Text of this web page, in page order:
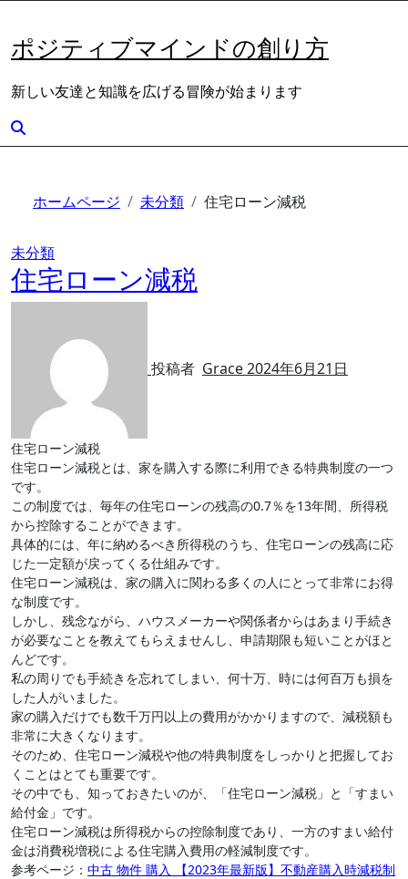
を
キ
ッ
プ
ポジティブマインドの創り方
新しい友達と知識を広げる冒険が始まります
ホームページ 未分類 住宅ローン減税
未分類
住宅ローン減税
投稿者 Grace2024年6月21日
住宅ローン減税
住宅ローン減税とは、家を購入する際に利用できる特典制度の一つ
です。
この制度では、毎年の住宅ローンの残高の0.7％を13年間、所得税
から控除することができます。
具体的には、年に納めるべき所得税のうち、住宅ローンの残高に応
じた一定額が戻ってくる仕組みです。
住宅ローン減税は、家の購入に関わる多くの人にとって非常にお得
な制度です。
しかし、残念ながら、ハウスメーカーや関係者からはあまり手続き
が必要なことを教えてもらえませんし、申請期限も短いことがほと
んどです。
私の周りでも手続きを忘れてしまい、何十万、時には何百万も損を
した人がいました。
家の購入だけでも数千万円以上の費用がかかりますので、減税額も
非常に大きくなります。
そのため、住宅ローン減税や他の特典制度をしっかりと把握してお
くことはとても重要です。
その中でも、知っておきたいのが、「住宅ローン減税」と「すまい
給付金」です。
住宅ローン減税は所得税からの控除制度であり、一方のすまい給付
金は消費税増税による住宅購入費用の軽減制度です。
参考ページ： 中古 物件 購入 【2023年最新版】不動産購入時減税制